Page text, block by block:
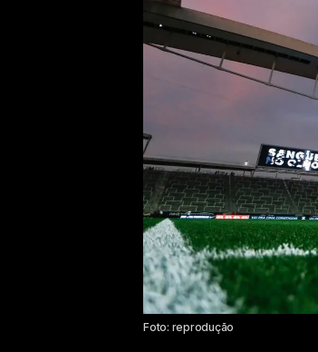
Foto: reprodução